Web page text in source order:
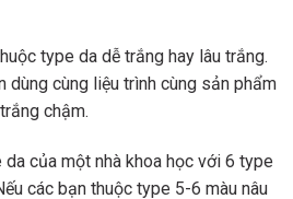
type da dễ trắng hay lâu trắng.
dùng cùng liệu trình cùng sản phẩm
chậm.
của một nhà khoa học với 6 type
các bạn thuộc type 5-6 màu nâu